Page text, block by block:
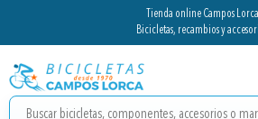
Tienda online Campos Lorca
Bicicletas, recambios y